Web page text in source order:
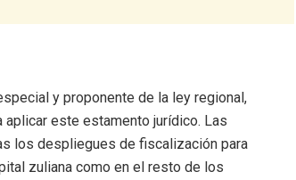
y proponente de la ley regional,
este estamento jurídico. Las
los despliegues de fiscalización para
zuliana como en el resto de los